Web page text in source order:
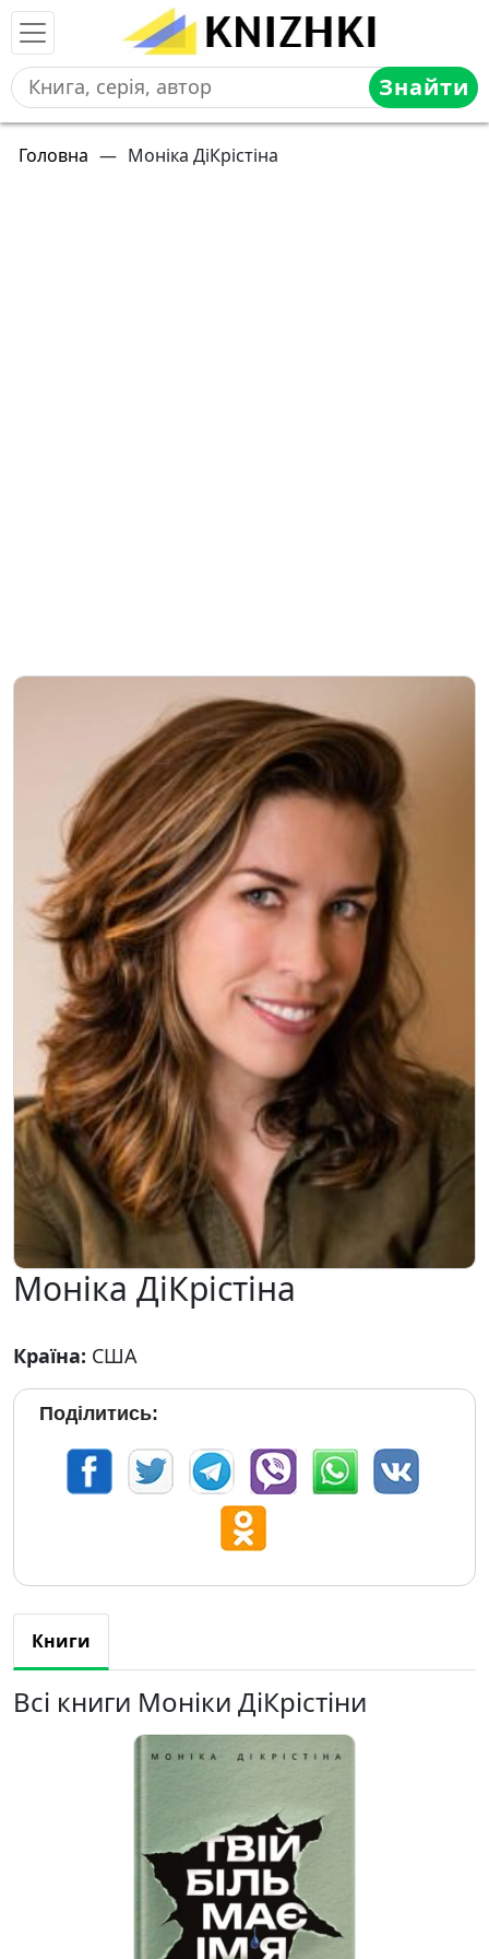
Знайти
Головна — Моніка ДіКрістіна
Моніка ДіКрістіна
Країна: США
Поділитись:
Книги
Всі книги Моніки ДіКрістіни